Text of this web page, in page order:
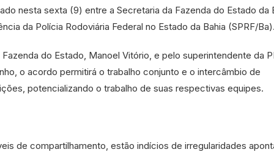
nesta sexta (9) entre a Secretaria da Fazenda do Estado da
da Polícia Rodoviária Federal no Estado da Bahia (SPRF/
do Estado, Manoel Vitório, e pelo superintendente da
o acordo permitirá o trabalho conjunto e o intercâmbio de
potencializando o trabalho de suas respectivas equipes.
de compartilhamento, estão indícios de irregularidades